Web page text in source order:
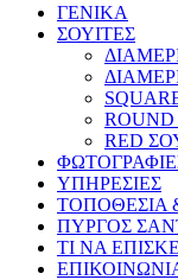
ΓΕΝΙΚΑ
ΣΟΥΙΤΕΣ
RED
ΥΠΗΡΕΣΙΕΣ
ΤΟΠΟΘΕΣΙΑ
ΠΥΡΓΟΣ
ΤΙ ΝΑ